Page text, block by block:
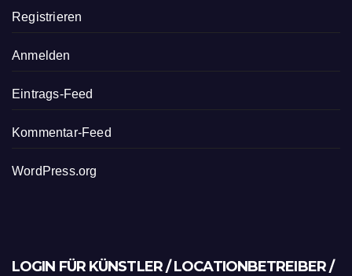
Registrieren
Anmelden
Eintrags-Feed
Kommentar-Feed
WordPress.org
LOGIN FÜR KÜNSTLER / LOCATIONBETREIBER /